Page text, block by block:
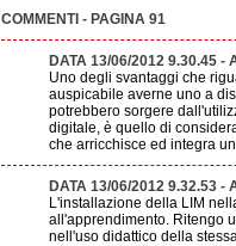
COMMENTI - PAGINA 91
DATA 13/06/2012 9.30.45 -
Uno degli svantaggi che
auspicabile averne uno a
potrebbero sorgere
digitale, è quello di
che arricchisce ed integra
DATA 13/06/2012 9.32.53 -
L'installazione della LIM
all'apprendimento. Ritengo
nell'uso didattico della